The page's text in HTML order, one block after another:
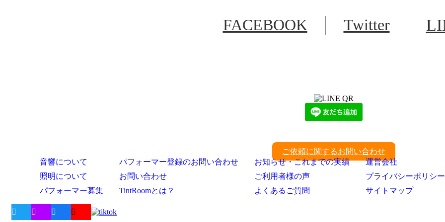
FACEBOOK Twitter
ご依頼に関するお問い合わせ
音響について
照明について
パフォーマー募集
パフォーマー登録のお問い合わせ
お問い合わせ
TintRoomとは？
お知らせ・これまでの実績
ご利用者様の声
よくあるご質問
運営会社
プライバシーポリシー
サイトマップ